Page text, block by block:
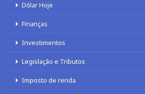
Dólar Hoje
Finanças
Investimentos
Legislação e Tributos
Imposto de renda